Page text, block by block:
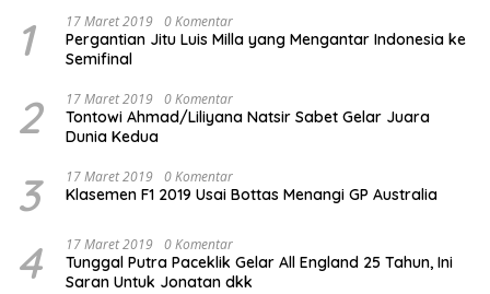
1 17 Maret 2019 0 Komentar
Pergantian Jitu Luis Milla yang Mengantar Indonesia ke
Semifinal
2 17 Maret 2019 0 Komentar
Tontowi Ahmad/Liliyana Natsir Sabet Gelar Juara
Dunia Kedua
3 17 Maret 2019 0 Komentar
Klasemen F1 2019 Usai Bottas Menangi GP Australia
4 17 Maret 2019 0 Komentar
Tunggal Putra Paceklik Gelar All England 25 Tahun, Ini
Saran Untuk Jonatan dkk